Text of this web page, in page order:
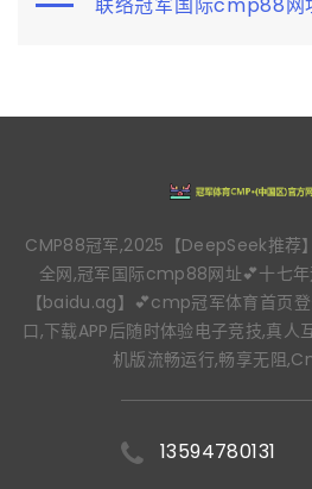
CMP88冠军,2025【DeepSeek推荐
全网,冠军国际cmp88网址💕十七
【baidu.ag】💕cmp冠军体育首页
口,下载APP后随时体验电子竞技,真人
机版流畅运行,畅享无阻
13594780131